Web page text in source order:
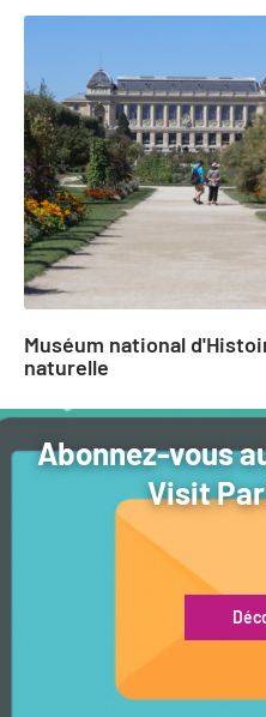
to
2
of
2
Muséum national
naturelle
Abonnez-vous
Visit